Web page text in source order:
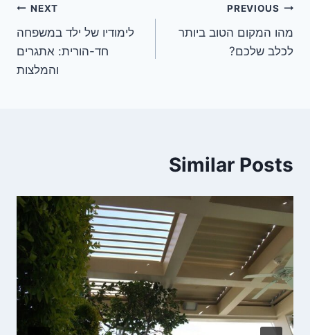
ניווט
PREVIOUS
מהו המקום הטוב ביותר
לכלב שלכם?
NEXT
לימודיו של ילד במשפחה
חד-הורית: אתגרים
והמלצות
Similar Posts